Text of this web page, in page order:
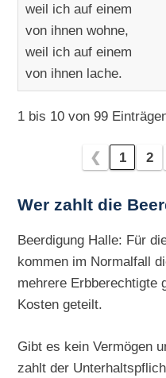
weil ich auf einem
von ihnen wohne,
weil ich auf einem
von ihnen lache.
1 bis 10 von 99
❮ 1 2
Wer zahlt die
Beerdigung Halle: Für
kommen im Normalfall
mehrere Erbberechtigte
Kosten geteilt.
Gibt es kein Vermögen
zahlt der